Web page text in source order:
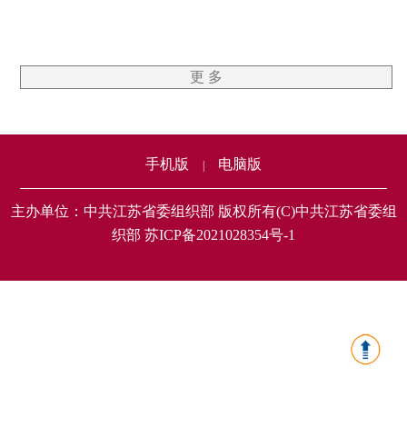
更 多
手机版 电脑版
主办单位：中共江苏省委组织部 版权所有(C)中共江苏省委组
织部 苏ICP备2021028354号-1